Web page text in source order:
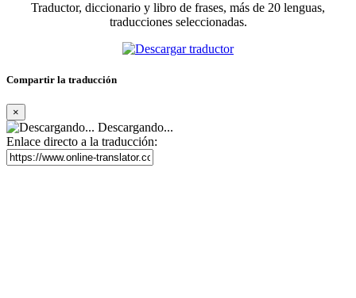
Traductor, diccionario y libro de frases, más de 20 lenguas,
traducciones seleccionadas.
Compartir la traducción
×
Descargando...
Enlace directo a la traducción: